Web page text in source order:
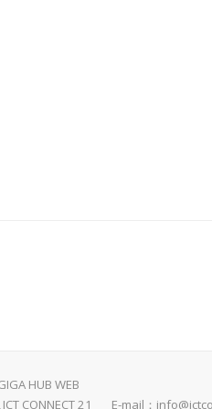
HUB WEB
CONNECT 21 E-mail：